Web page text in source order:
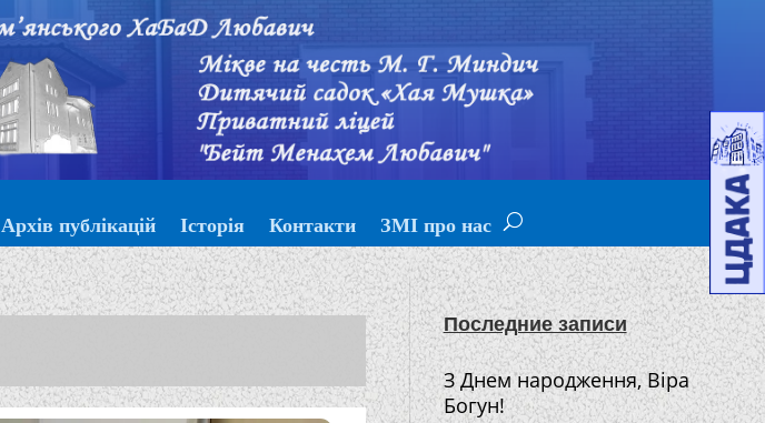
Архів публікацій Історія Контакти ЗМІ про нас
Последние записи
З Днем народження, Віра
Богун!